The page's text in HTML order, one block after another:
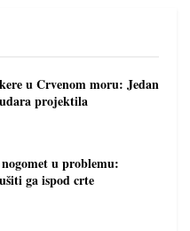
u Crvenom moru: Jedan
projektila
u problemu:
ga ispod crte